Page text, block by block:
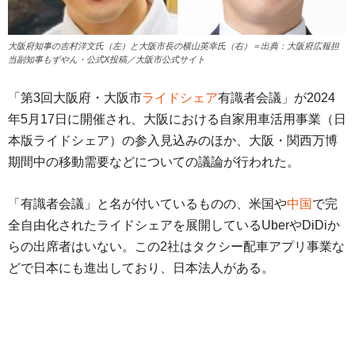
大阪府知事の吉村洋文氏（左）と大阪市長の横山英幸氏（右）＝出典：大阪府広報担
当副知事もずやん・公式X投稿／大阪市公式サイト
「第3回大阪府・大阪市ライドシェア有識者会議」が2024
年5月17日に開催され、大阪における自家用車活用事業（日
本版ライドシェア）の参入見込みのほか、大阪・関西万博
期間中の移動需要などについての議論が行われた。
「有識者会議」と名が付いているものの、米国や中国 で完
全自由化されたライドシェアを展開しているUberやDiDiか
らの出席者はいない。この2社はタクシー配車アプリ事業な
どで日本にも進出しており、日本法人がある。